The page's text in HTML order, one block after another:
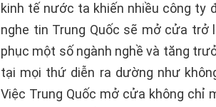
kinh tế nước ta khiến nhiều công ty
nghe tin Trung Quốc sẽ mở cửa trở
phục một số ngành nghề và tăng
tại mọi thứ diễn ra dường như
Việc Trung Quốc mở cửa không chỉ